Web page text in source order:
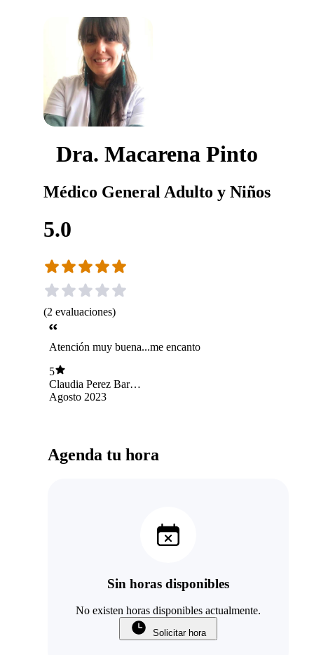
Dra. Macarena Pinto
Médico General Adulto y Niños
5.0
(2 evaluaciones)
Atención muy buena...me encanto
5
Claudia Perez Barría
su
Agosto 2023
Agenda tu hora
Sin horas disponibles
No existen horas disponibles actualmente.
Solicitar hora